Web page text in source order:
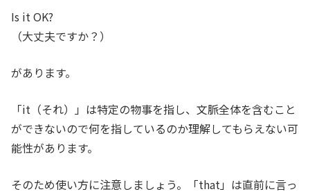
Is it OK?
（大丈夫ですか？）
があります。
「it（それ）」は特定の物事を指し、文脈全体を含むこと
ができないので何を指しているのか理解してもらえない可
能性があります。
そのため使い方に注意しましょう。「that」は直前に言っ